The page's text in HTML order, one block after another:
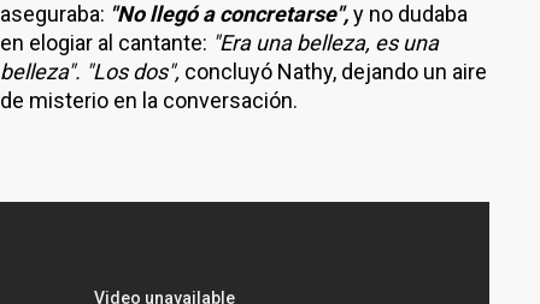
aseguraba: "No llegó a concretarse",y no dudaba
en elogiar al cantante: "Era una belleza, es una
belleza". "Los dos", concluyó Nathy, dejando un aire
de misterio en la conversación.